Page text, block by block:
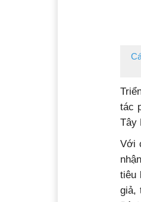
tác
Tây
Với
tiêu
giả,